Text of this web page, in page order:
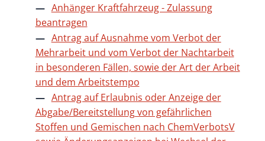
Anhänger Kraftfahrzeug - Zulassung
beantragen
Antrag auf Ausnahme vom Verbot der
Mehrarbeit und vom Verbot der Nachtarbeit
in besonderen Fällen, sowie der Art der Arbeit
und dem Arbeitstempo
Antrag auf Erlaubnis oder Anzeige der
Abgabe/Bereitstellung von gefährlichen
Stoffen und Gemischen nach ChemVerbotsV